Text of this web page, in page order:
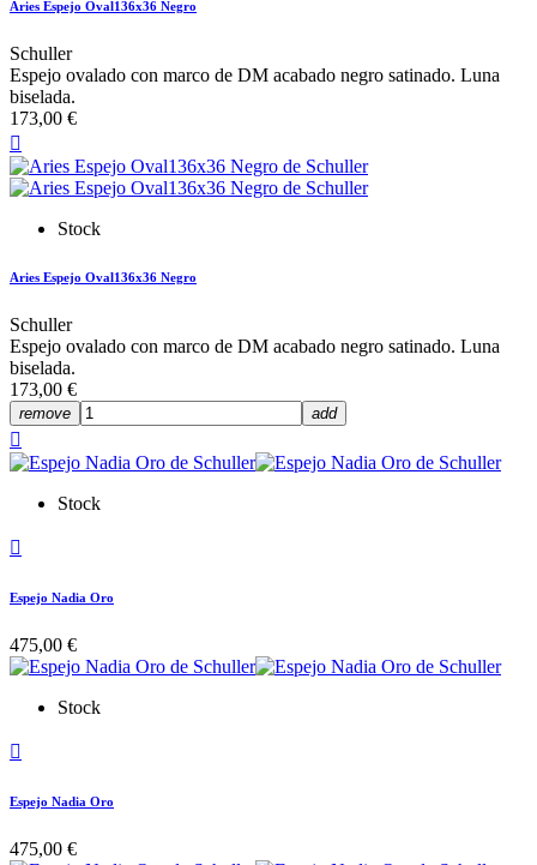
Aries Espejo Oval136x36 Negro
Schuller
Espejo ovalado con marco de DM acabado negro satinado. Luna
biselada.
173,00 €

Stock
Aries Espejo Oval136x36 Negro
Schuller
Espejo ovalado con marco de DM acabado negro satinado. Luna
biselada.
173,00 €
remove add

Stock

Espejo Nadia Oro
475,00 €
Stock

Espejo Nadia Oro
475,00 €